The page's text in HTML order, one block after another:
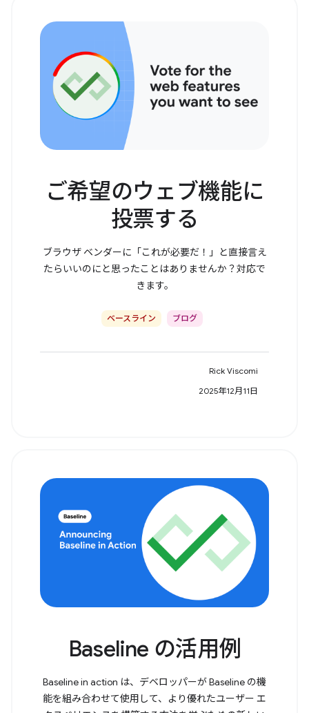
ご希望のウェブ機能に
投票する
ブラウザ ベンダーに「これが必要だ！」と直接言え
たらいいのにと思ったことはありませんか？対応で
きます。
ベースライン ブログ
Rick Viscomi
2025年12月11日
Baseline の活用例
Baseline in action は、デベロッパーが Baseline の機
能を組み合わせて使用して、より優れたユーザー エ